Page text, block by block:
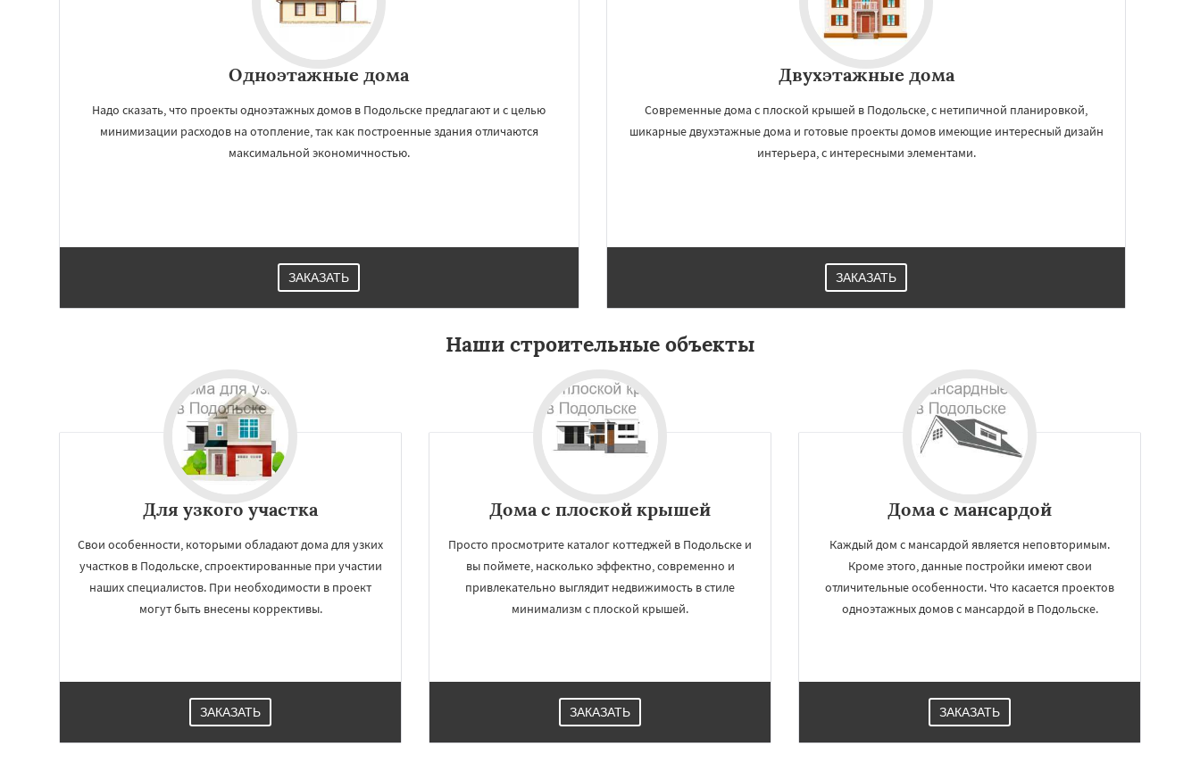
Работаем по
Одноэтажные дома
Надо сказать, что проекты одноэтажных домов в Подольске предлагают и с целью
минимизации расходов на отопление, так как построенные здания отличаются
максимальной экономичностью.
ЗАКАЗАТЬ
Двухэтажные дома
Современные дома с плоской крышей в Подольске, с нетипичной планировкой,
шикарные двухэтажные дома и готовые проекты домов имеющие интересный дизайн
интерьера, с интересными элементами.
ЗАКАЗАТЬ
Наши строительные объекты
Для узкого участка
Свои особенности, которыми обладают дома для узких
участков в Подольске, спроектированные при участии
наших специалистов. При необходимости в проект
могут быть внесены коррективы.
ЗАКАЗАТЬ
Дома с плоской крышей
Просто просмотрите каталог коттеджей в Подольске и
вы поймете, насколько эффектно, современно и
привлекательно выглядит недвижимость в стиле
минимализм с плоской крышей.
ЗАКАЗАТЬ
Дома с мансардой
Каждый дом с мансардой является неповторимым.
Кроме этого, данные постройки имеют свои
отличительные особенности. Что касается проектов
одноэтажных домов с мансардой в Подольске.
ЗАКАЗАТЬ
УЗНАТЬ ПОДРОБНЕЕ